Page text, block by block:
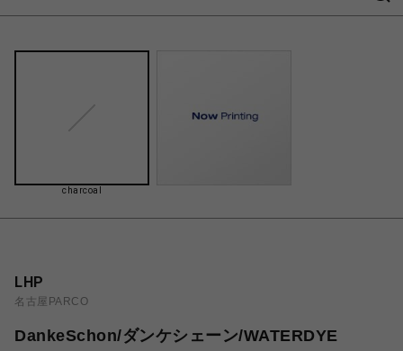
charcoal
LHP
名古屋PARCO
DankeSchon/ダンケシェーン/WATERDYE